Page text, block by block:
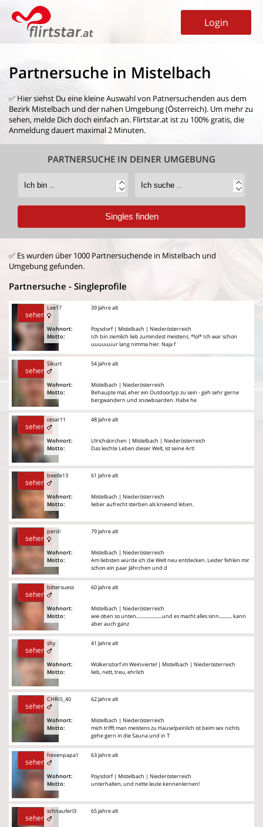
Login
Partnersuche in Mistelbach
✅ Hier siehst Du eine kleine Auswahl von Patnersuchenden aus dem
Bezirk Mistelbach und der nahen Umgebung (Österreich). Um mehr zu
sehen, melde Dich doch einfach an. Flirtstar.at ist zu 100% gratis, die
Anmeldung dauert maximal 2 Minuten.
PARTNERSUCHE IN DEINER UMGEBUNG
✅ Es wurden über 1000 Partnersuchende in Mistelbach und
Umgebung gefunden.
Partnersuche - Singleprofile
sehen
Lee17
Wohnort:
Motto:
39 Jahre alt
Poysdorf | Mistelbach | Niederösterreich
Ich bin ziemlich lieb zumindest meistens. *lol* Ich war schon
uuuuuuur lang nimma hier. Naja f
sehen
Sikurt
Wohnort:
Motto:
54 Jahre alt
Mistelbach | Niederösterreich
Behaupte mal, eher ein Outdoortyp zu sein - geh sehr gerne
bergwandern und snowboarden. Habe he
sehen
cesar11
Wohnort:
Motto:
48 Jahre alt
Ulrichskirchen | Mistelbach | Niederösterreich
Das leichte Leben dieser Welt, ist seine Art!
sehen
beetle13
Wohnort:
Motto:
61 Jahre alt
Mistelbach | Niederösterreich
lieber aufrecht sterben als knieend leben.
sehen
perdi
Wohnort:
Motto:
79 Jahre alt
Mistelbach | Niederösterreich
Am liebsten würde ich die Welt neu entdecken. Leider fehlen mir
schon ein paar Jährchen und d
sehen
bittersuess
Wohnort:
Motto:
60 Jahre alt
Mistelbach | Niederösterreich
wie oben so unten......................und es macht alles sinn........... kann
aber auch ganz
sehen
shy
Wohnort:
Motto:
41 Jahre alt
Wolkersdorf im Weinviertel | Mistelbach | Niederösterreich
lieb, nett, treu, ehrlich
sehen
CHRIS_40
Wohnort:
Motto:
62 Jahre alt
Mistelbach | Niederösterreich
mich trifft man meistens zu Hause!peinlich ist beim sex nichts
gehe gern in die Sauna und in T
sehen
hexenpapa1
Wohnort:
Motto:
63 Jahre alt
Poysdorf | Mistelbach | Niederösterreich
unterhalten, und nette leute kennenlernen!
sehen
schnauferl3 65 Jahre alt